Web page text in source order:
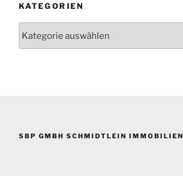
KATEGORIEN
SBP GMBH SCHMIDTLEIN IMMOBILIEN